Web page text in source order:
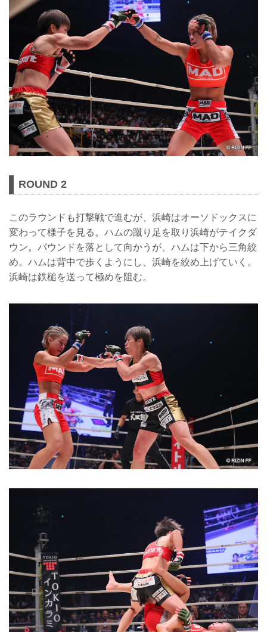
ROUND 2
このラウンドも打撃戦で進むが、浜崎はオーソドックスに
変わって様子を見る。ハムの蹴り足を取り浜崎がテイクダ
ウン。パウンドを落として向かうが、ハムは下から三角絞
め。ハムは背中で歩くようにし、浜崎を絞め上げていく。
浜崎は鉄槌を送って極めを阻む。